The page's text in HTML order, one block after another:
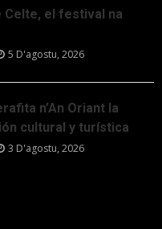
Celte, el festival na
5 D'agostu, 2026
n’An Oriant la
cultural y turística
3 D'agostu, 2026